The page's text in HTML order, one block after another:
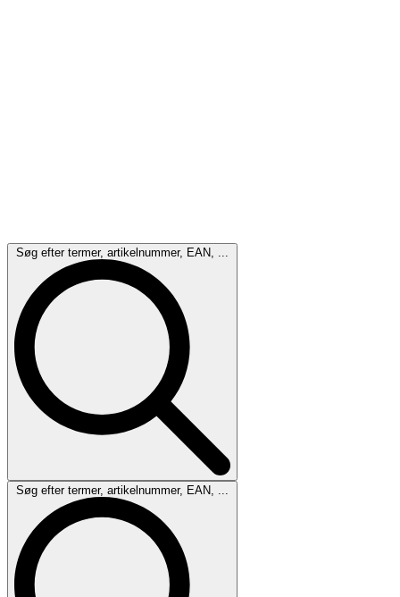
Søg efter termer, artikelnummer, EAN, ...
Søg efter termer, artikelnummer, EAN, ...